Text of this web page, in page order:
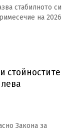
стабилното си
на 2026
стойностите
Закона за